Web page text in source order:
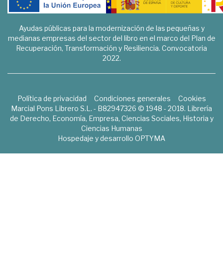
Ayudas públicas para la modernización de las pequeñas y
medianas empresas del sector del libro en el marco del Plan de
Recuperación, Transformación y Resiliencia. Convocatoria
2022.
Política de privacidad Condiciones generales
Cookies
Marcial Pons Librero S.L. - B82947326 © 1948 - 2018. Librería
de Derecho, Economía, Empresa, Ciencias Sociales, Historia y
Ciencias Humanas
Hospedaje y desarrollo OPTYMA